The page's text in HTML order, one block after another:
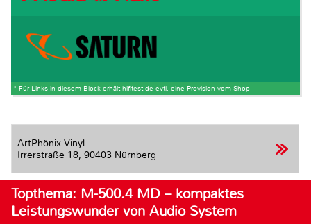
* Für Links in diesem Block erhält hifitest.de evtl. eine Provision vom Shop
ArtPhönix Vinyl
Irrerstraße 18, 90403 Nürnberg
Topthema: M-500.4 MD – kompaktes
Leistungswunder von Audio System